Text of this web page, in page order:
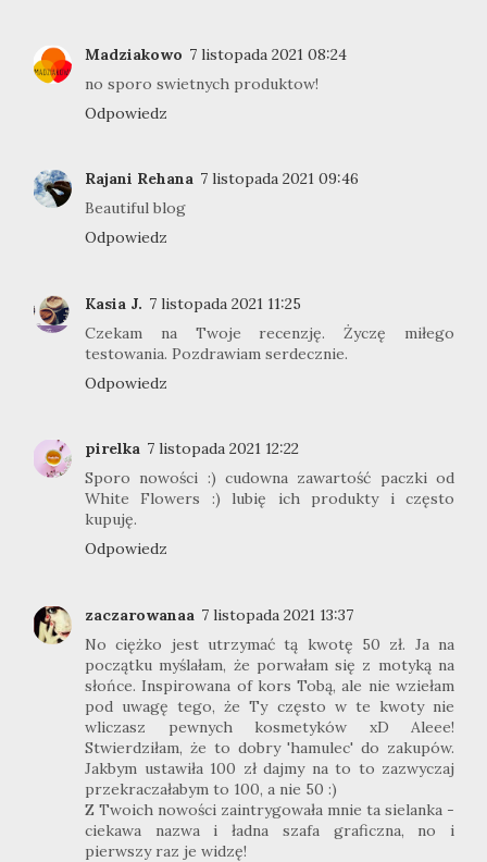
Madziakowo 7 listopada 2021 08:24
no sporo swietnych produktow!
Odpowiedz
Rajani Rehana 7 listopada 2021 09:46
Beautiful blog
Odpowiedz
Kasia J. 7 listopada 2021 11:25
Czekam na Twoje recenzję. Życzę miłego
testowania. Pozdrawiam serdecznie.
Odpowiedz
pirelka 7 listopada 2021 12:22
Sporo nowości :) cudowna zawartość paczki od
White Flowers :) lubię ich produkty i często
kupuję.
Odpowiedz
zaczarowanaa 7 listopada 2021 13:37
No ciężko jest utrzymać tą kwotę 50 zł. Ja na
początku myślałam, że porwałam się z motyką na
słońce. Inspirowana of kors Tobą, ale nie wziełam
pod uwagę tego, że Ty często w te kwoty nie
wliczasz pewnych kosmetyków xD Aleee!
Stwierdziłam, że to dobry 'hamulec' do zakupów.
Jakbym ustawiła 100 zł dajmy na to to zazwyczaj
przekraczałabym to 100, a nie 50 :)
Z Twoich nowości zaintrygowała mnie ta sielanka -
ciekawa nazwa i ładna szafa graficzna, no i
pierwszy raz je widzę!